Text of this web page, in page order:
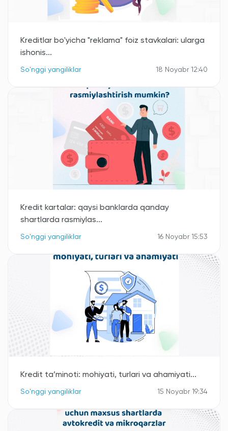
Kreditlar bo'yicha "reklama" foiz stavkalari: ularga
ishonis...
So'nggi yangiliklar 18 Noyabr 12:40
Kredit kartalar: qaysi banklarda qanday
shartlarda rasmiylas...
So'nggi yangiliklar 16 Noyabr 15:53
Kredit ta’minoti: mohiyati, turlari va ahamiyati...
So'nggi yangiliklar 15 Noyabr 19:34